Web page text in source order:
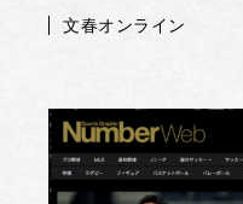
文春オンライン